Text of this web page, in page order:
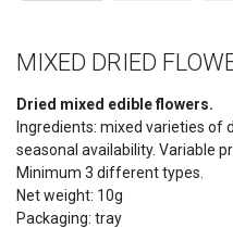
MIXED DRIED
Dried mixed edible flowers.
Ingredients: mixed varieties of
seasonal availability. Variable
Minimum 3 different types.
Net weight: 10g
Packaging: tray